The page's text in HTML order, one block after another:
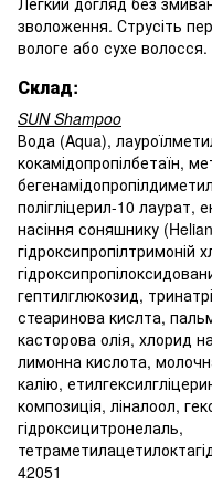
зволоження. Струсіть
вологе або сухе
Склад:
SUN Shampoo
Вода (Aqua),
кокамідопропілбетаїн,
полігліцерил-10 лаурат,
насіння соняшнику
гептилглюкозид,
стеаринова кислта,
касторова олія, хлорид
лимонна кислота,
калію,
композиція, ліналоол,
гідроксицитронелаль,
42051